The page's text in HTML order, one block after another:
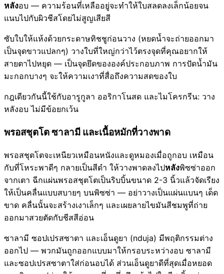
หลังอบ — ความร้อนที่เหลืออยู่จะทำให้ใบสลดลงเล็กน้อยจน
แนบไปกับผิวชีสโดยไม่สูญเสียสี
ซับใบให้แห้งด้วยกระดาษทิชชูก่อนวาง (หยดน้ำจะถ่ายออกมา
เป็นจุดขาวแปลกๆ) วางใบที่ใหญ่กว่าไว้ตรงจุดที่คุณอยากให้
สายตาไปหยุด — เป็นจุดยึดขององค์ประกอบภาพ การปัดน้ำมัน
มะกอกบางๆ จะให้ความเงาที่สื่อถึงความสดของใบ
กฎเดียวกันนี้ใช้กับอารูกูลา ออริกาโนสด และไมโครกรีน: วาง
หลังอบ ไม่มีข้อยกเว้น
พรอสชุตโต ซาลามี และเนื้อหมักที่วางพาด
พรอสชุตโตจะเหนียวเหมือนหนังและดูหมองเมื่อถูกอบ เหมือน
กับที่โหระพาดีๆ กลายเป็นสีดำ ให้วางพาดลงไปหลังพิซซ่าออก
จากเตา ฉีกแผ่นพรอสชุตโตเป็นริบบิ้นขนาด 2-3 นิ้วแล้วจัดเรียง
ให้เป็นคลื่นแบบสบายๆ บนพิซซ่า — อย่าวางเป็นแผ่นแบนๆ เด็ด
ขาด คลื่นนั้นจะสร้างเงาเล็กๆ และเผยลายไขมันสีชมพูที่ถ่าย
ออกมาสวยตัดกับชีสสีอ่อน
ซาลามี ซอปเปรสซาตา และเอ็นดูยา (nduja) มีพฤติกรรมต่าง
ออกไป — พวกมันถูกออกแบบมาให้กรอบระหว่างอบ ซาลามี
และซอปเปรสซาตาใส่ก่อนอบได้ ส่วนเอ็นดูยาดีที่สุดเมื่อหยอด